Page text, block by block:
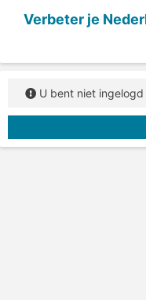
Vul alle voltooid
Verbeter je
U bent niet